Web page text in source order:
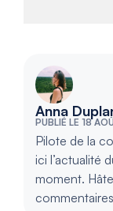
Anna
PUBLIÉ LE 18
Pilote de la
ici l’actualité
moment.